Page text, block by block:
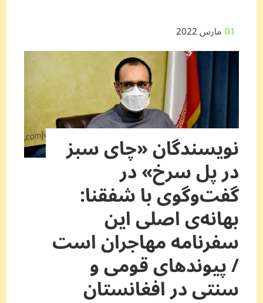
01 مارس 2022
نویسندگان «چای سبز
در پل سرخ» در
گفت‌وگوی با شفقنا:
بهانه‌ی اصلی این
سفرنامه‌ مهاجران است
/ پیوندهای قومی و
سنتی در افغانستان